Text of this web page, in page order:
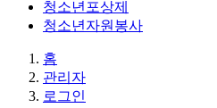
청소년포상제
청소년자원봉사
홈
관리자
로그인